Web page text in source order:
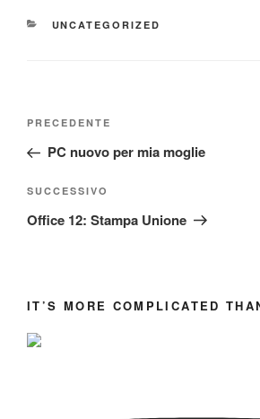
CATEGORIE
UNCATEGORIZED
Navigazione
Articolo
precedente:
PRECEDENTE
PC nuovo per mia moglie
Articolo
successivo
SUCCESSIVO
Office 12: Stampa Unione
IT’S MORE COMPLICATED